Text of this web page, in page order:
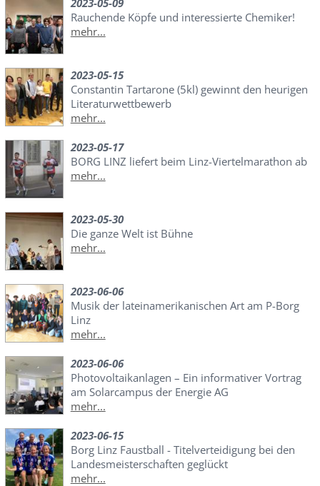
Rauchende Köpfe und interessierte Chemiker!
mehr...
2023-05-15
Constantin Tartarone (5kl) gewinnt den heurigen
Literaturwettbewerb
mehr...
2023-05-17
BORG LINZ liefert beim Linz-Viertelmarathon ab
mehr...
2023-05-30
Die ganze Welt ist Bühne
mehr...
2023-06-06
Musik der lateinamerikanischen Art am P-Borg
Linz
mehr...
2023-06-06
Photovoltaikanlagen – Ein informativer Vortrag
am Solarcampus der Energie AG
mehr...
2023-06-15
Borg Linz Faustball - Titelverteidigung bei den
Landesmeisterschaften geglückt
mehr...